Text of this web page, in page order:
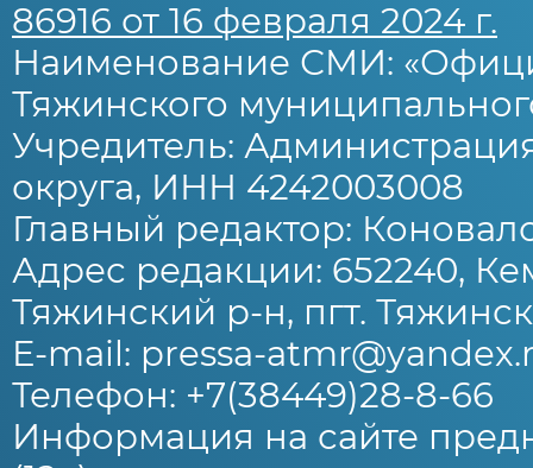
86916 от 16 февраля 2024 г.
Наименование СМИ:
Тяжинского
Учредитель:
округа, ИНН 4242003008
Главный редактор:
Адрес редакции: 652240,
Тяжинский р-н, пгт.
E-mail: pressa-
Телефон: +7(38449)28-8-66
Информация на сайте